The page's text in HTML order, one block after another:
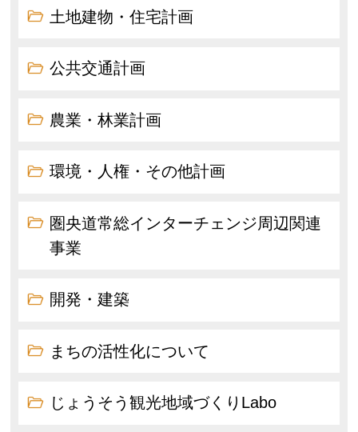
土地建物・住宅計画
公共交通計画
農業・林業計画
環境・人権・その他計画
圏央道常総インターチェンジ周辺関連
事業
開発・建築
まちの活性化について
じょうそう観光地域づくりLabo